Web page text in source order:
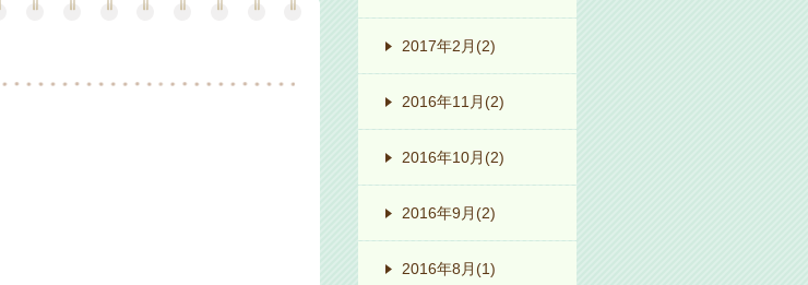
2017年2月(2)
2016年11月(2)
2016年10月(2)
2016年9月(2)
2016年8月(1)